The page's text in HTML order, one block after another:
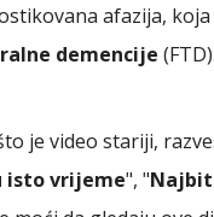
afazija,
demencije (FTD).
je video stariji,
isto vrijeme", "